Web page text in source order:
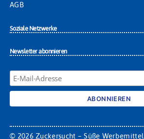
AGB
Soziale Netzwerke
Newsletter abonnieren
© 2026 Zuckersucht – Süße Werbemittel